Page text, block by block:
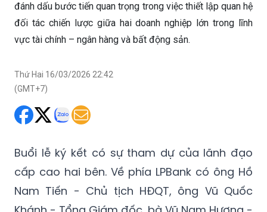
đánh dấu bước tiến quan trọng trong việc thiết lập quan hệ
đối tác chiến lược giữa hai doanh nghiệp lớn trong lĩnh
vực tài chính – ngân hàng và bất động sản.
Thứ Hai 16/03/2026 22:42
(GMT+7)
Buổi lễ ký kết có sự tham dự của lãnh đạo
cấp cao hai bên. Về phía LPBank có ông Hồ
Nam Tiến - Chủ tịch HĐQT, ông Vũ Quốc